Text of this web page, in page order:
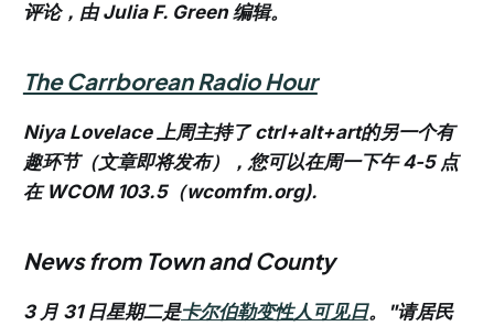
评论，由 Julia F. Green 编辑。
The Carrborean Radio Hour
Niya Lovelace 上周主持了 ctrl+alt+art的另一个有
趣环节（文章即将发布），您可以在周一下午 4-5 点
在 WCOM 103.5（wcomfm.org).
News from Town and County
3 月 31 日星期二是卡尔伯勒变性人可见日。"请居民